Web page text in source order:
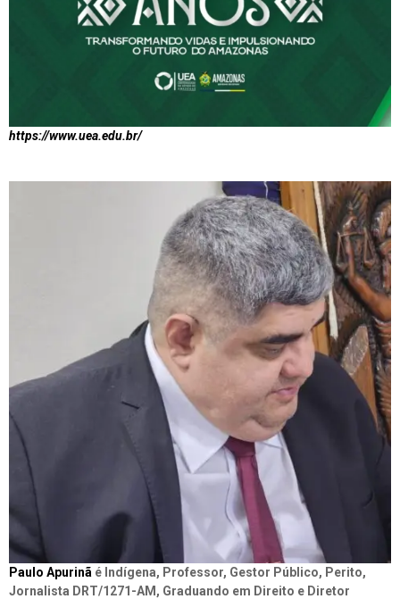
https://www.uea.edu.br/
Paulo Apurinã é Indígena, Professor, Gestor Público, Perito,
Jornalista DRT/1271-AM, Graduando em Direito e Diretor